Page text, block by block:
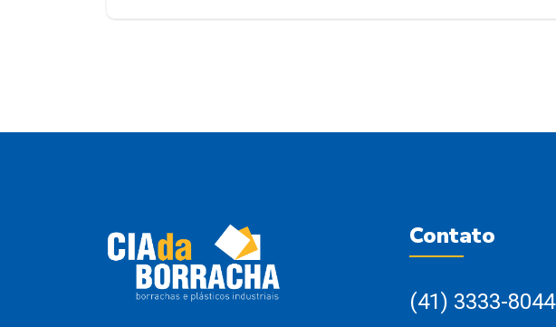
Contato
(41) 3333-8044